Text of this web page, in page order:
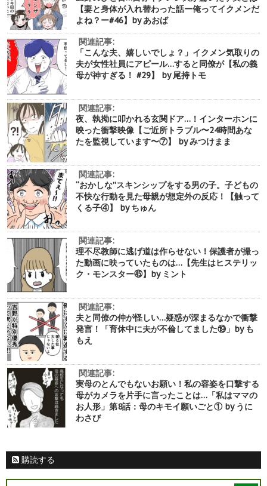
【妻と身体が入れ替わった話ー俺ってイクメンだ
よね？ー#46】by あおば
関連記事:
「こんな夫、嬉しいでしょ？」イクメン気取りの
夫が女性社員にアピール…すると同僚が【私の義
母が神すぎる！ #29】 by 尾持トモ
関連記事:
夜、執拗に叩かれる玄関ドア…！インターホンに
映った衝撃映像【ご近所トラブル〜24時間あな
たを監視しています〜⑦】 by みつけまま
関連記事:
“おかしな”スキンシップをする男の子。子どもの
不快な行動を見た母親が想定外の反応！【触って
くる子④】 by ちゅん
関連記事:
理不尽教師に逃げ道は作らせない！保護者が撮っ
た動画に映っていたものは…【先生はヒステリッ
ク・モンスター㊺】by ミント
関連記事:
夫と同僚の仲が怪しい…疑惑が深まるなかで衝撃
発言！「育休中に夫が不倫してました⑲」by も
もえ
関連記事:
実母のとんでもないお願い！私の容姿を口撃する
母がカメラを片手に言ったことは…「私はママの
お人形」第8話：母のキモイ願いごと① by うに
わさび
購読する